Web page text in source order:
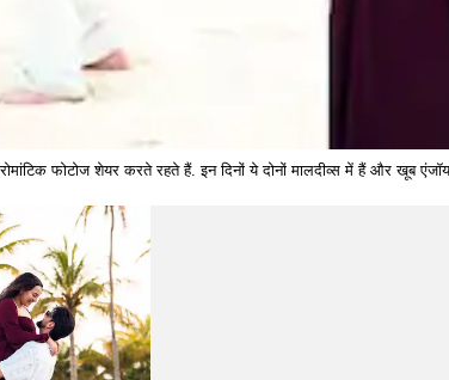
फोटोज शेयर करते रहते हैं. इन दिनों ये दोनों मालदीव्स में हैं और खूब